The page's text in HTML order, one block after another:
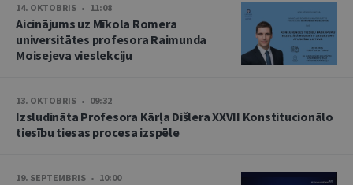
14. OKTOBRIS • 11:08
Aicinājums uz Mīkola Romera
universitātes profesora Raimunda
Moisejeva vieslekciju
13. OKTOBRIS • 09:32
Izsludināta Profesora Kārļa Dišlera XXVII Konstitucionālo
tiesību tiesas procesa izspēle
19. SEPTEMBRIS • 10:00